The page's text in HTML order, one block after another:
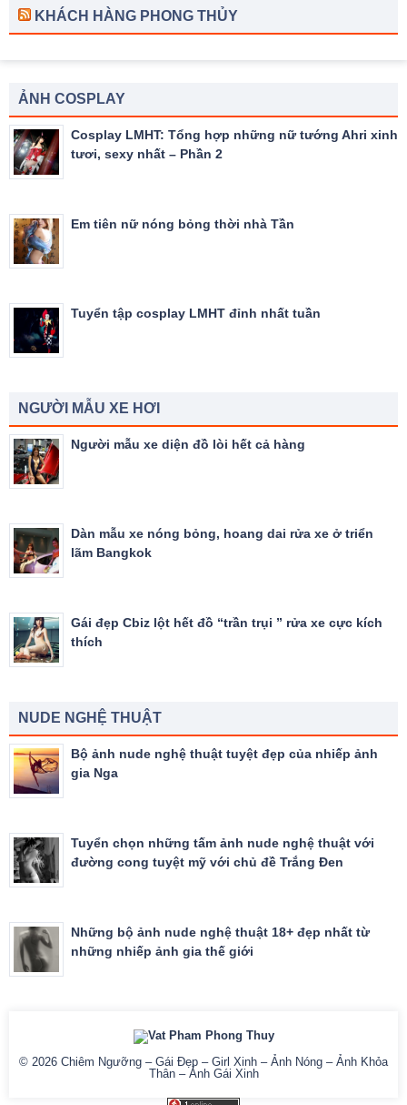
KHÁCH HÀNG PHONG THỦY
ẢNH COSPLAY
Cosplay LMHT: Tổng hợp những nữ tướng Ahri xinh
tươi, sexy nhất – Phần 2
Em tiên nữ nóng bỏng thời nhà Tần
Tuyển tập cosplay LMHT đỉnh nhất tuần
NGƯỜI MẪU XE HƠI
Người mẫu xe diện đồ lòi hết cả hàng
Dàn mẫu xe nóng bỏng, hoang dai rửa xe ở triển
lãm Bangkok
Gái đẹp Cbiz lột hết đồ “trần trụi ” rửa xe cực kích
thích
NUDE NGHỆ THUẬT
Bộ ảnh nude nghệ thuật tuyệt đẹp của nhiếp ảnh
gia Nga
Tuyển chọn những tấm ảnh nude nghệ thuật với
đường cong tuyệt mỹ với chủ đề Trắng Đen
Những bộ ảnh nude nghệ thuật 18+ đẹp nhất từ
những nhiếp ảnh gia thế giới
© 2026 Chiêm Ngưỡng – Gái Đẹp – Girl Xinh – Ảnh Nóng – Ảnh Khỏa
Thân – Ảnh Gái Xinh